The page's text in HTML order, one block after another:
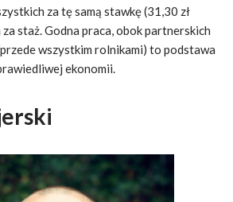
za tę samą stawkę (31,30 zł
staż. Godna praca, obok partnerskich
wszystkim rolnikami) to podstawa
ekonomii.